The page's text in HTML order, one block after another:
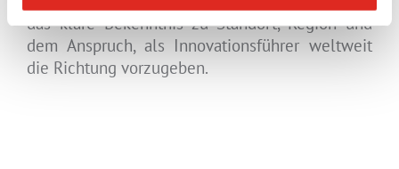
das klare Bekenntnis zu Standort, Region und
dem Anspruch, als Innovationsführer weltweit
die Richtung vorzugeben.